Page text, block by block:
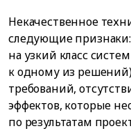
Некачественное
следующие
на узкий класс
к одному из
требований,
эффектов, которые
по результатам